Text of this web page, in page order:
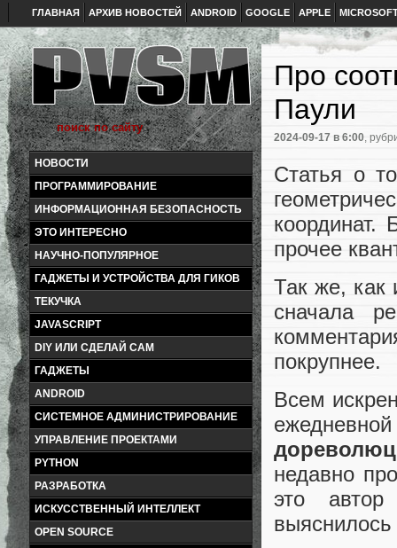
ГЛАВНАЯ АРХИВ НОВОСТЕЙ ANDROID GOOGLE APPLE
НОВОСТИ
ПРОГРАММИРОВАНИЕ
ИНФОРМАЦИОННАЯ БЕЗОПАСНОСТЬ
ЭТО ИНТЕРЕСНО
НАУЧНО-ПОПУЛЯРНОЕ
ГАДЖЕТЫ И УСТРОЙСТВА ДЛЯ ГИКОВ
ТЕКУЧКА
JAVASCRIPT
DIY ИЛИ СДЕЛАЙ САМ
ГАДЖЕТЫ
ANDROID
СИСТЕМНОЕ АДМИНИСТРИРОВАНИЕ
УПРАВЛЕНИЕ ПРОЕКТАМИ
PYTHON
РАЗРАБОТКА
ИСКУССТВЕННЫЙ ИНТЕЛЛЕКТ
OPEN SOURCE
Про
Паули
2024-09-17 в 6:00,
Статья о
координат.
прочее
Так же, как
сначала
покрупнее.
Всем
недавно
это